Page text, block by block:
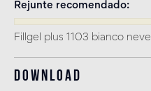
Rejunte recomendado
Fillgel plus 1103 bianco neve
Download